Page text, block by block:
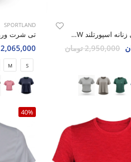
تی شرت ورزشی زنانه اسپورتلند SHIFT Prime W
2,950,000 تومان
SPORTLAND
2,065,000 تومان
S
M
40%